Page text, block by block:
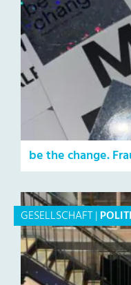
be the change.
GESELLSCHAFT|